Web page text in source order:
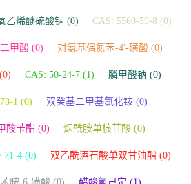
乙烯醚硫酸钠 (0) CAS: 5560-59-8 (0)
甲酸 (0) 对氨基偶氮苯-4′-磺酸 (0)
CAS: 50-24-7 (1) 膦甲酸钠 (0)
1 (0) 双癸基二甲基氯化铵 (0)
酸苄酯 (0) 烟酰胺单核苷酸 (0)
71-4 (0) 双乙酰酒石酸单双甘油酯 (0)